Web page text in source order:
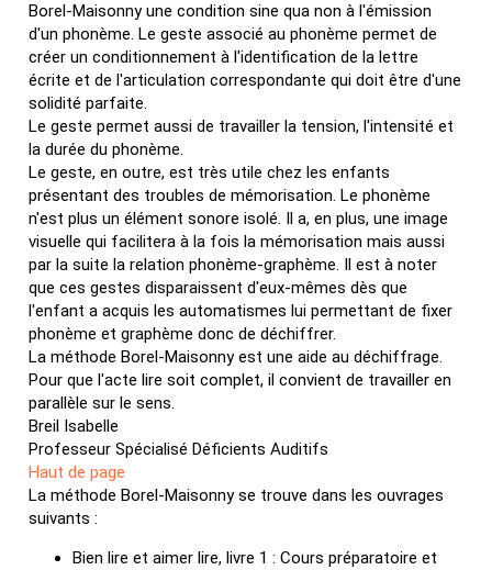
Borel-Maisonny une condition sine qua non à l'émission
d'un phonème. Le geste associé au phonème permet de
créer un conditionnement à l'identification de la lettre
écrite et de l'articulation correspondante qui doit être d'une
solidité parfaite.
Le geste permet aussi de travailler la tension, l'intensité et
la durée du phonème.
Le geste, en outre, est très utile chez les enfants
présentant des troubles de mémorisation. Le phonème
n'est plus un élément sonore isolé. Il a, en plus, une image
visuelle qui facilitera à la fois la mémorisation mais aussi
par la suite la relation phonème-graphème. Il est à noter
que ces gestes disparaissent d'eux-mêmes dès que
l'enfant a acquis les automatismes lui permettant de fixer
phonème et graphème donc de déchiffrer.
La méthode Borel-Maisonny est une aide au déchiffrage.
Pour que l'acte lire soit complet, il convient de travailler en
parallèle sur le sens.
Breil Isabelle
Professeur Spécialisé Déficients Auditifs
Haut de page
La méthode Borel-Maisonny se trouve dans les ouvrages
suivants :
Bien lire et aimer lire, livre 1 : Cours préparatoire et